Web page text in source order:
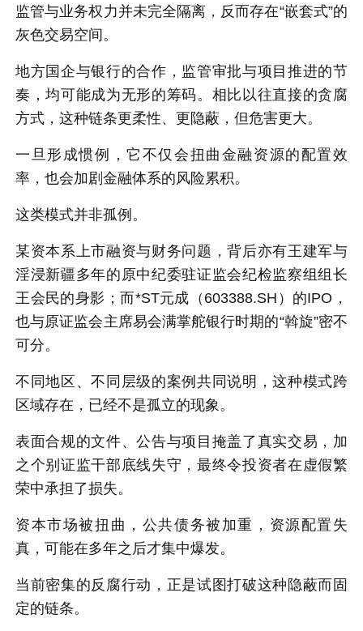
监管与业务权力并未完全隔离，反而存在“嵌套式”的
灰色交易空间。
地方国企与银行的合作，监管审批与项目推进的节
奏，均可能成为无形的筹码。相比以往直接的贪腐
方式，这种链条更柔性、更隐蔽，但危害更大。
一旦形成惯例，它不仅会扭曲金融资源的配置效
率，也会加剧金融体系的风险累积。
这类模式并非孤例。
某资本系上市融资与财务问题，背后亦有王建军与
淫浸新疆多年的原中纪委驻证监会纪检监察组组长
王会民的身影；而*ST元成（603388.SH）的IPO，
也与原证监会主席易会满掌舵银行时期的“斡旋”密不
可分。
不同地区、不同层级的案例共同说明，这种模式跨
区域存在，已经不是孤立的现象。
表面合规的文件、公告与项目掩盖了真实交易，加
之个别证监干部底线失守，最终令投资者在虚假繁
荣中承担了损失。
资本市场被扭曲，公共债务被加重，资源配置失
真，可能在多年之后才集中爆发。
当前密集的反腐行动，正是试图打破这种隐蔽而固
定的链条。